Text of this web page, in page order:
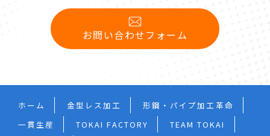
お問い合わせフォーム
ホーム 金型レス加工
形鋼・パイプ加工革命
一貫生産
TOKAI FACTORY
TEAM TOKAI